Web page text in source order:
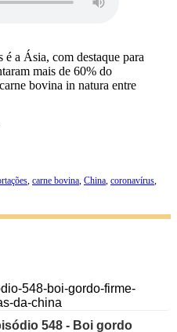
a Ásia, com destaque para
mais de 60% do
bovina in natura entre
, carne bovina, China, coronavírus,
548 - Boi gordo